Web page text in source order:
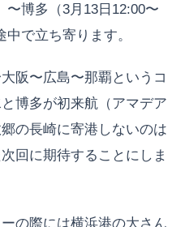
〜博多（3月13日12:00〜
で立ち寄ります。
阪〜広島〜那覇というコ
博多が初来航（アマデア
の長崎に寄港しないのは
回に期待することにしま
の際には横浜港の大さん